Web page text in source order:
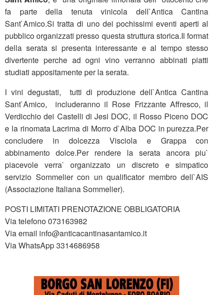
fa parte della tenuta vinicola dell`Antica Cantina
Sant`Amico.Si tratta di uno dei pochissimi eventi aperti al
pubblico organizzati presso questa struttura storica.Il format
della serata si presenta interessante e al tempo stesso
divertente perche ad ogni vino verranno abbinati piatti
studiati appositamente per la serata.
I vini degustati, tutti di produzione dell`Antica Cantina
Sant`Amico, includeranno il Rose Frizzante Affresco, il
Verdicchio dei Castelli di Jesi DOC, il Rosso Piceno DOC
e la rinomata Lacrima di Morro d`Alba DOC in purezza.Per
concludere in dolcezza Visciola e Grappa con
abbinamento dolce.Per rendere la serata ancora piu`
piacevole verra` organizzato un discreto e simpatico
servizio Sommelier con un qualificator membro dell`AIS
(Associazione Italiana Sommelier).
POSTI LIMITATI PRENOTAZIONE OBBLIGATORIA
Via telefono 073163982
Via email info@anticacantinasantamico.it
Via WhatsApp 3314686958